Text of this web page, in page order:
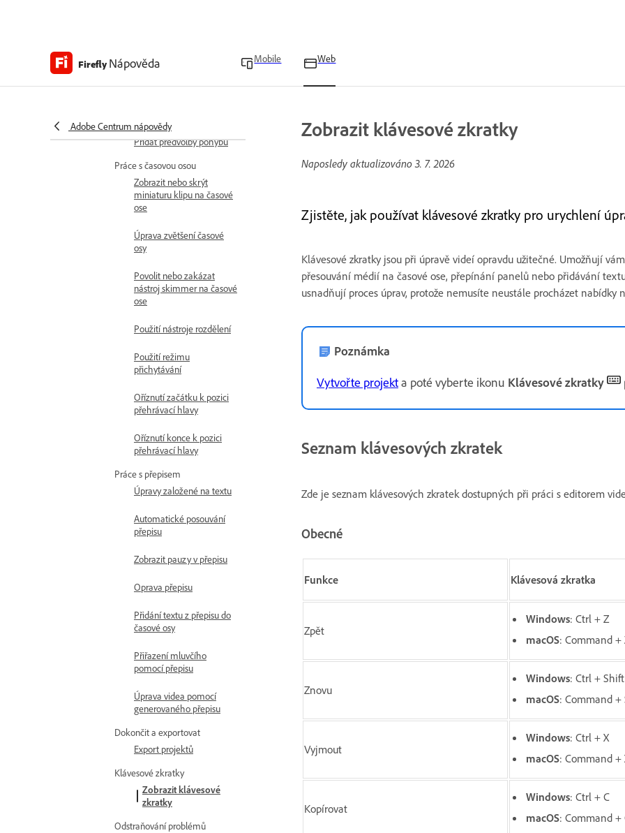
Firefly Nápověda Mobile Web
Adobe Centrum nápovědy
Režimy prolnutí ve video
Přidat předvolby pohybu
Práce s časovou osou
Zobrazit nebo skrýt
miniaturu klipu na časové
ose
Úprava zvětšení časové
osy
Povolit nebo zakázat
nástroj skimmer na časové
ose
Použití nástroje rozdělení
Použití režimu
přichytávání
Oříznutí začátku k pozici
přehrávací hlavy
Oříznutí konce k pozici
přehrávací hlavy
Práce s přepisem
Úpravy založené na textu
Automatické posouvání
přepisu
Zobrazit pauzy v přepisu
Oprava přepisu
Přidání textu z přepisu do
časové osy
Přiřazení mluvčího
pomocí přepisu
Úprava videa pomocí
generovaného přepisu
Dokončit a exportovat
Export projektů
Klávesové zkratky
Zobrazit klávesové
zkratky
Odstraňování problémů
Zobrazit klávesové zkratky
Naposledy aktualizováno 3. 7. 2026
Zjistěte, jak používat klávesové zkratky pro urychlení
Klávesové zkratky jsou při úpravě videí opravdu užitečné. Umožňují
přesouvání médií na časové ose, přepínání panelů nebo přidávání
usnadňují proces úprav, protože nemusíte neustále procházet nabídky
Poznámka
Vytvořte projekta poté vyberte ikonu Klávesové zkratky
Seznam klávesových zkratek
Zde je seznam klávesových zkratek dostupných při práci s editorem
Obecné
Funkce Klávesová zkratka
Zpět
Windows: Ctrl + Z
macOS: Command +
Znovu
Windows: Ctrl +
macOS: Command +
Vyjmout
Windows: Ctrl + X
macOS: Command +
Kopírovat
Windows: Ctrl + C
macOS: Command +